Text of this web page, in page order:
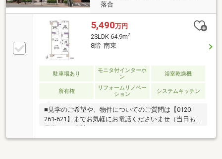
落合
5,490万円
2SLDK 64.9m2
8階 南東
駐車場あり
モニタ付インターホ
ン
浴室乾燥機
所有権
リフォームリノベー
ション
システムキッチン
■見学のご希望や、物件についてのご質問は【0120-
261-621】までお気軽にお電話くださいませ（当日も
ス（東証プライム上場）のグループ会社です○令和8年